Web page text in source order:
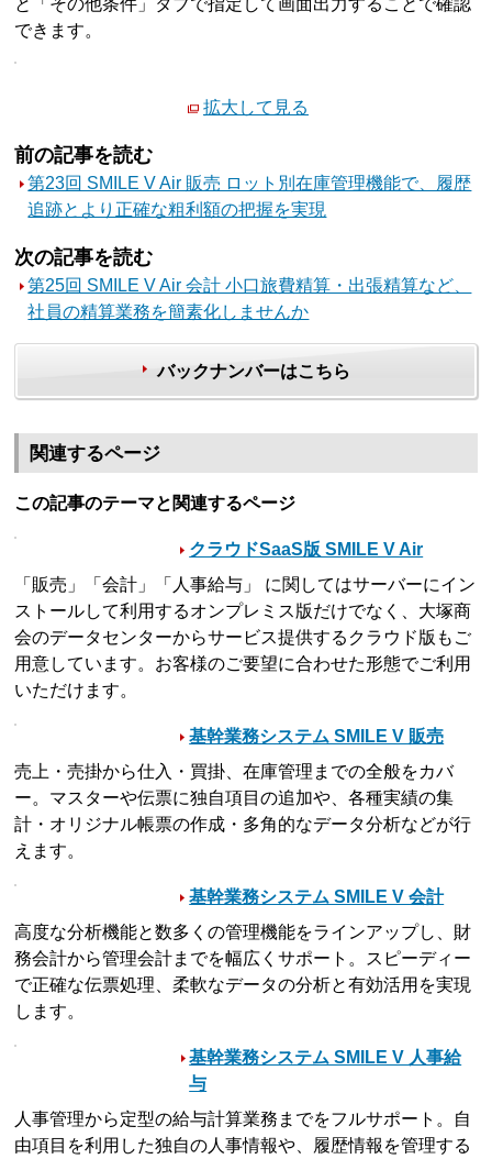
できます。
拡大して見る
前の記事を読む
第23回 SMILE V Air 販売 ロット別在庫管理機能で、履歴
追跡とより正確な粗利額の把握を実現
次の記事を読む
第25回 SMILE V Air 会計 小口旅費精算・出張精算など、
社員の精算業務を簡素化しませんか
バックナンバーはこちら
関連するページ
この記事のテーマと関連するページ
クラウドSaaS版 SMILE V Air
「販売」「会計」「人事給与」 に関してはサーバーにイン
ストールして利用するオンプレミス版だけでなく、大塚商
会のデータセンターからサービス提供するクラウド版もご
用意しています。お客様のご要望に合わせた形態でご利用
いただけます。
基幹業務システム SMILE V 販売
売上・売掛から仕入・買掛、在庫管理までの全般をカバ
ー。マスターや伝票に独自項目の追加や、各種実績の集
計・オリジナル帳票の作成・多角的なデータ分析などが行
えます。
基幹業務システム SMILE V 会計
高度な分析機能と数多くの管理機能をラインアップし、財
務会計から管理会計までを幅広くサポート。スピーディー
で正確な伝票処理、柔軟なデータの分析と有効活用を実現
します。
基幹業務システム SMILE V 人事給
与
人事管理から定型の給与計算業務までをフルサポート。自
由項目を利用した独自の人事情報や、履歴情報を管理する